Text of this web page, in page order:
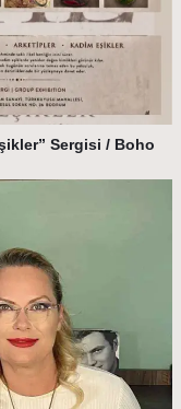
Sergisi / Boho